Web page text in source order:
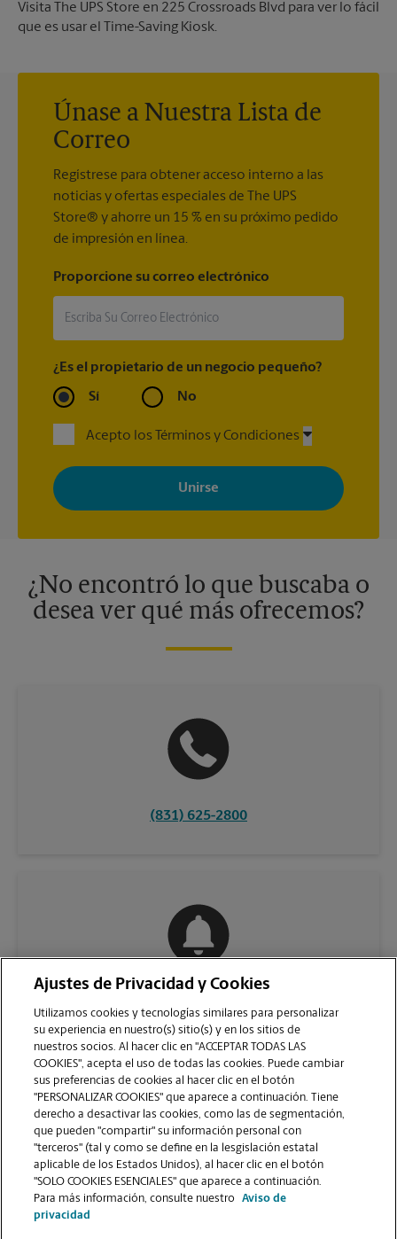
Visita The UPS Store en 225 Crossroads Blvd para ver lo fácil
que es usar el Time-Saving Kiosk.
Únase a Nuestra Lista de
Correo
Regístrese para obtener acceso interno a las
noticias y ofertas especiales de The UPS
Store® y ahorre un 15 % en su próximo pedido
de impresión en línea.
Proporcione su correo electrónico
¿Es el propietario de un negocio pequeño?
Sí No
Acepto los Términos y Condiciones
Al registrarse, acepta recibir correos electrónicos de The UPS
Store con noticias, ofertas especiales, promociones y mensajes
adaptados a sus intereses. Puede darse de baja en cualquier
momento. Para más información, consulte nuestra política de
¿No encontró lo que buscaba o
desea ver qué más ofrecemos?
(831) 625-2800
VER LA PÁGINA DE LA TIENDA
Ajustes de Privacidad y Cookies
Utilizamos cookies y tecnologías similares para personalizar
su experiencia en nuestro(s) sitio(s) y en los sitios de
nuestros socios. Al hacer clic en "ACCEPTAR TODAS LAS
COOKIES", acepta el uso de todas las cookies. Puede cambiar
sus preferencias de cookies al hacer clic en el botón
"PERSONALIZAR COOKIES" que aparece a continuación. Tiene
derecho a desactivar las cookies, como las de segmentación,
que pueden "compartir" su información personal con
"terceros" (tal y como se define en la lesgislación estatal
aplicable de los Estados Unidos), al hacer clic en el botón
"SOLO COOKIES ESENCIALES" que aparece a continuación.
Para más información, consulte nuestro
Aviso de
privacidad